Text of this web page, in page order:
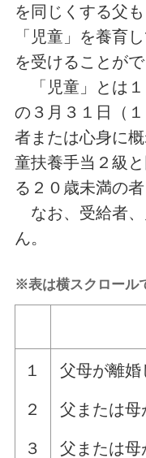
を同じくする父
「児童」を養育
を受けることがで
「児童」とは１
の３月３１日（
者または心身に
童扶養手当２級
る２０歳未満の者
なお、受給者、
ん。
※表は横スクロール
１
２
３
父母が離婚
父または母
父または